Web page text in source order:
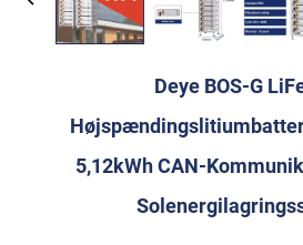
Deye BOS-G
5,12kWh CAN-